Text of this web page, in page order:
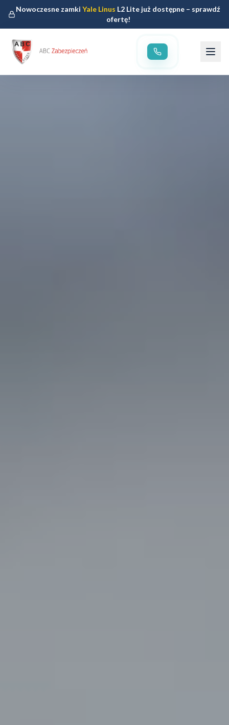
Nowoczesne zamkiYale Linus L2 Lite już dostępne – sprawdź
ofertę!